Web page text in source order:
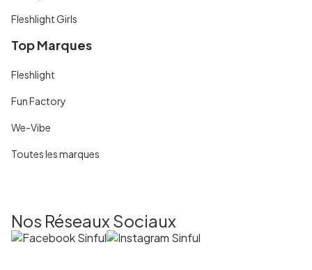
Fleshlight Girls
Top Marques
Fleshlight
Fun Factory
We-Vibe
Toutes les marques
Nos Réseaux Sociaux